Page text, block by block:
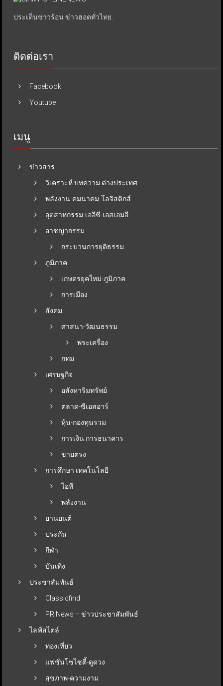
ประเด็นข่าวร้อน ข่าวฮอตทั่วไทย.
ติดต่อเรา
Facebook
Youtube
เมนู
ข่าวสาร
วิเคราะห์ บทความ ต่างประเทศ
พลังงาน-คมนาคม-โลจิสติกส์
อุตสาหกรรม-เออีซี-เอสเอมอี
อาชญากรรม
กระบวนการยุติธรรม
ภูมิภาค
เกษตรยุคใหม่-ภูมิภาค
การเมือง
สังคม
ศาสนา-วัฒนธรรม
พระเครื่อง
กทม
เศรษฐกิจ
อสังหาริมทรัพย์
ตลาด-ซีเอสอาร์
หุ้น-กองทุนรวม
การเงิน การธนาคาร
ขายตรง
การศึกษา เทคโนโลยี
ไอที
พลังงาน
ยานยนต์
ประกัน
กีฬา
บันเทิง
ประชาสัมพันธ์
Classicfind
PR News – ข่าวประชาสัมพันธ์
ไลฟ์สไตล์
ท่องเที่ยว
แฟชั่นโซไซตี้-ดูดวง
สุขภาพ-ความงาม